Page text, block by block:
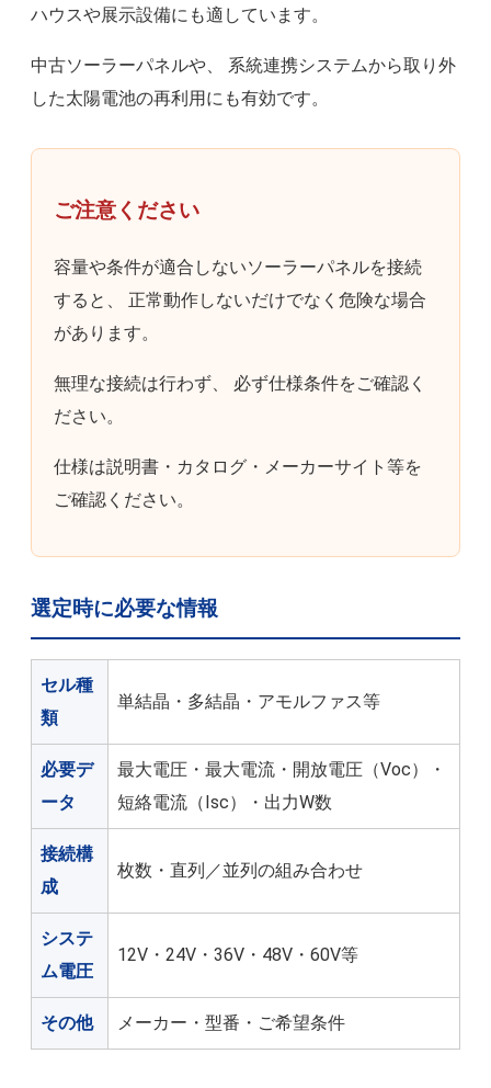
ハウスや展示設備にも適しています。
中古ソーラーパネルや、 系統連携システムから取り外
した太陽電池の再利用にも有効です。
ご注意ください
容量や条件が適合しないソーラーパネルを接続
すると、 正常動作しないだけでなく危険な場合
があります。
無理な接続は行わず、 必ず仕様条件をご確認く
ださい。
仕様は説明書・カタログ・メーカーサイト等を
ご確認ください。
選定時に必要な情報
セル種
類
単結晶・多結晶・アモルファス等
必要デ
ータ
最大電圧・最大電流・開放電圧（Voc）・
短絡電流（Isc）・出力W数
接続構
成
枚数・直列／並列の組み合わせ
システ
ム電圧
12V・24V・36V・48V・60V等
その他 メーカー・型番・ご希望条件